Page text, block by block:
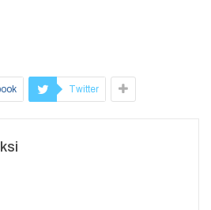
Twitter